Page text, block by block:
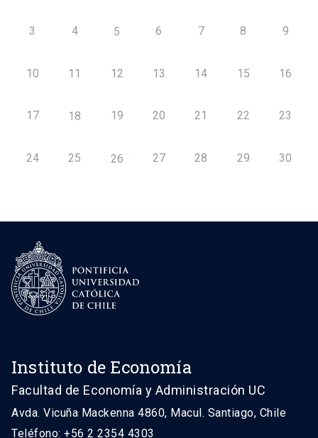
3 4 5 6 7 8 9
10 11 12 13 14 15 16
17 18 19 20 21 22 23
24 25 26 27 28 29 30
Instituto de Economía
Facultad de Economía y Administración UC
Avda. Vicuña Mackenna 4860, Macul. Santiago, Chile
Teléfono: +56 2 2354 4303